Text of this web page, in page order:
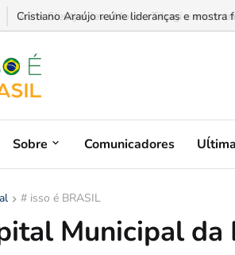
Aline Sleutjes leva Moro a Tibagi e
Sobre Comunicadores
# isso é BRASIL
Municipal